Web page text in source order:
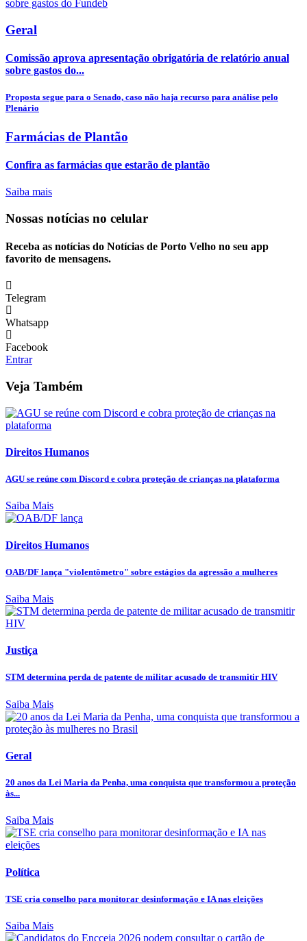
Geral
Comissão aprova apresentação obrigatória de relatório anual
sobre gastos do...
Proposta segue para o Senado, caso não haja recurso para análise pelo
Plenário
Farmácias de Plantão
Confira as farmácias que estarão de plantão
Saiba mais
Nossas notícias no celular
Receba as notícias do Notícias de Porto Velho no seu app
favorito de mensagens.
Telegram
Whatsapp
Facebook
Entrar
Veja Também
Direitos Humanos
AGU se reúne com Discord e cobra proteção de crianças na plataforma
Saiba Mais
Direitos Humanos
OAB/DF lança "violentômetro" sobre estágios da agressão a mulheres
Saiba Mais
Justiça
STM determina perda de patente de militar acusado de transmitir HIV
Saiba Mais
Geral
20 anos da Lei Maria da Penha, uma conquista que transformou a proteção
às...
Saiba Mais
Política
TSE cria conselho para monitorar desinformação e IA nas eleições
Saiba Mais